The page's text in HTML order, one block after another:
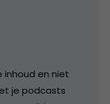
inhoud en niet
je podcasts